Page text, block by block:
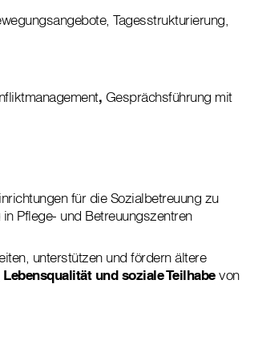
Tagesstrukturierung,
, Gesprächsführung mit
für die Sozialbetreuung zu
Pflege- und Betreuungszentren
unterstützen und fördern ältere
und soziale Teilhabevon